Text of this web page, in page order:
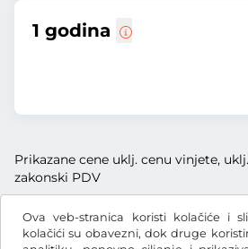
Ova veb-stranica koristi kolačiće i
kolačići su obavezni, dok druge
1 godina
Prikazane cene uklj. cenu vinjete,
zakonski PDV